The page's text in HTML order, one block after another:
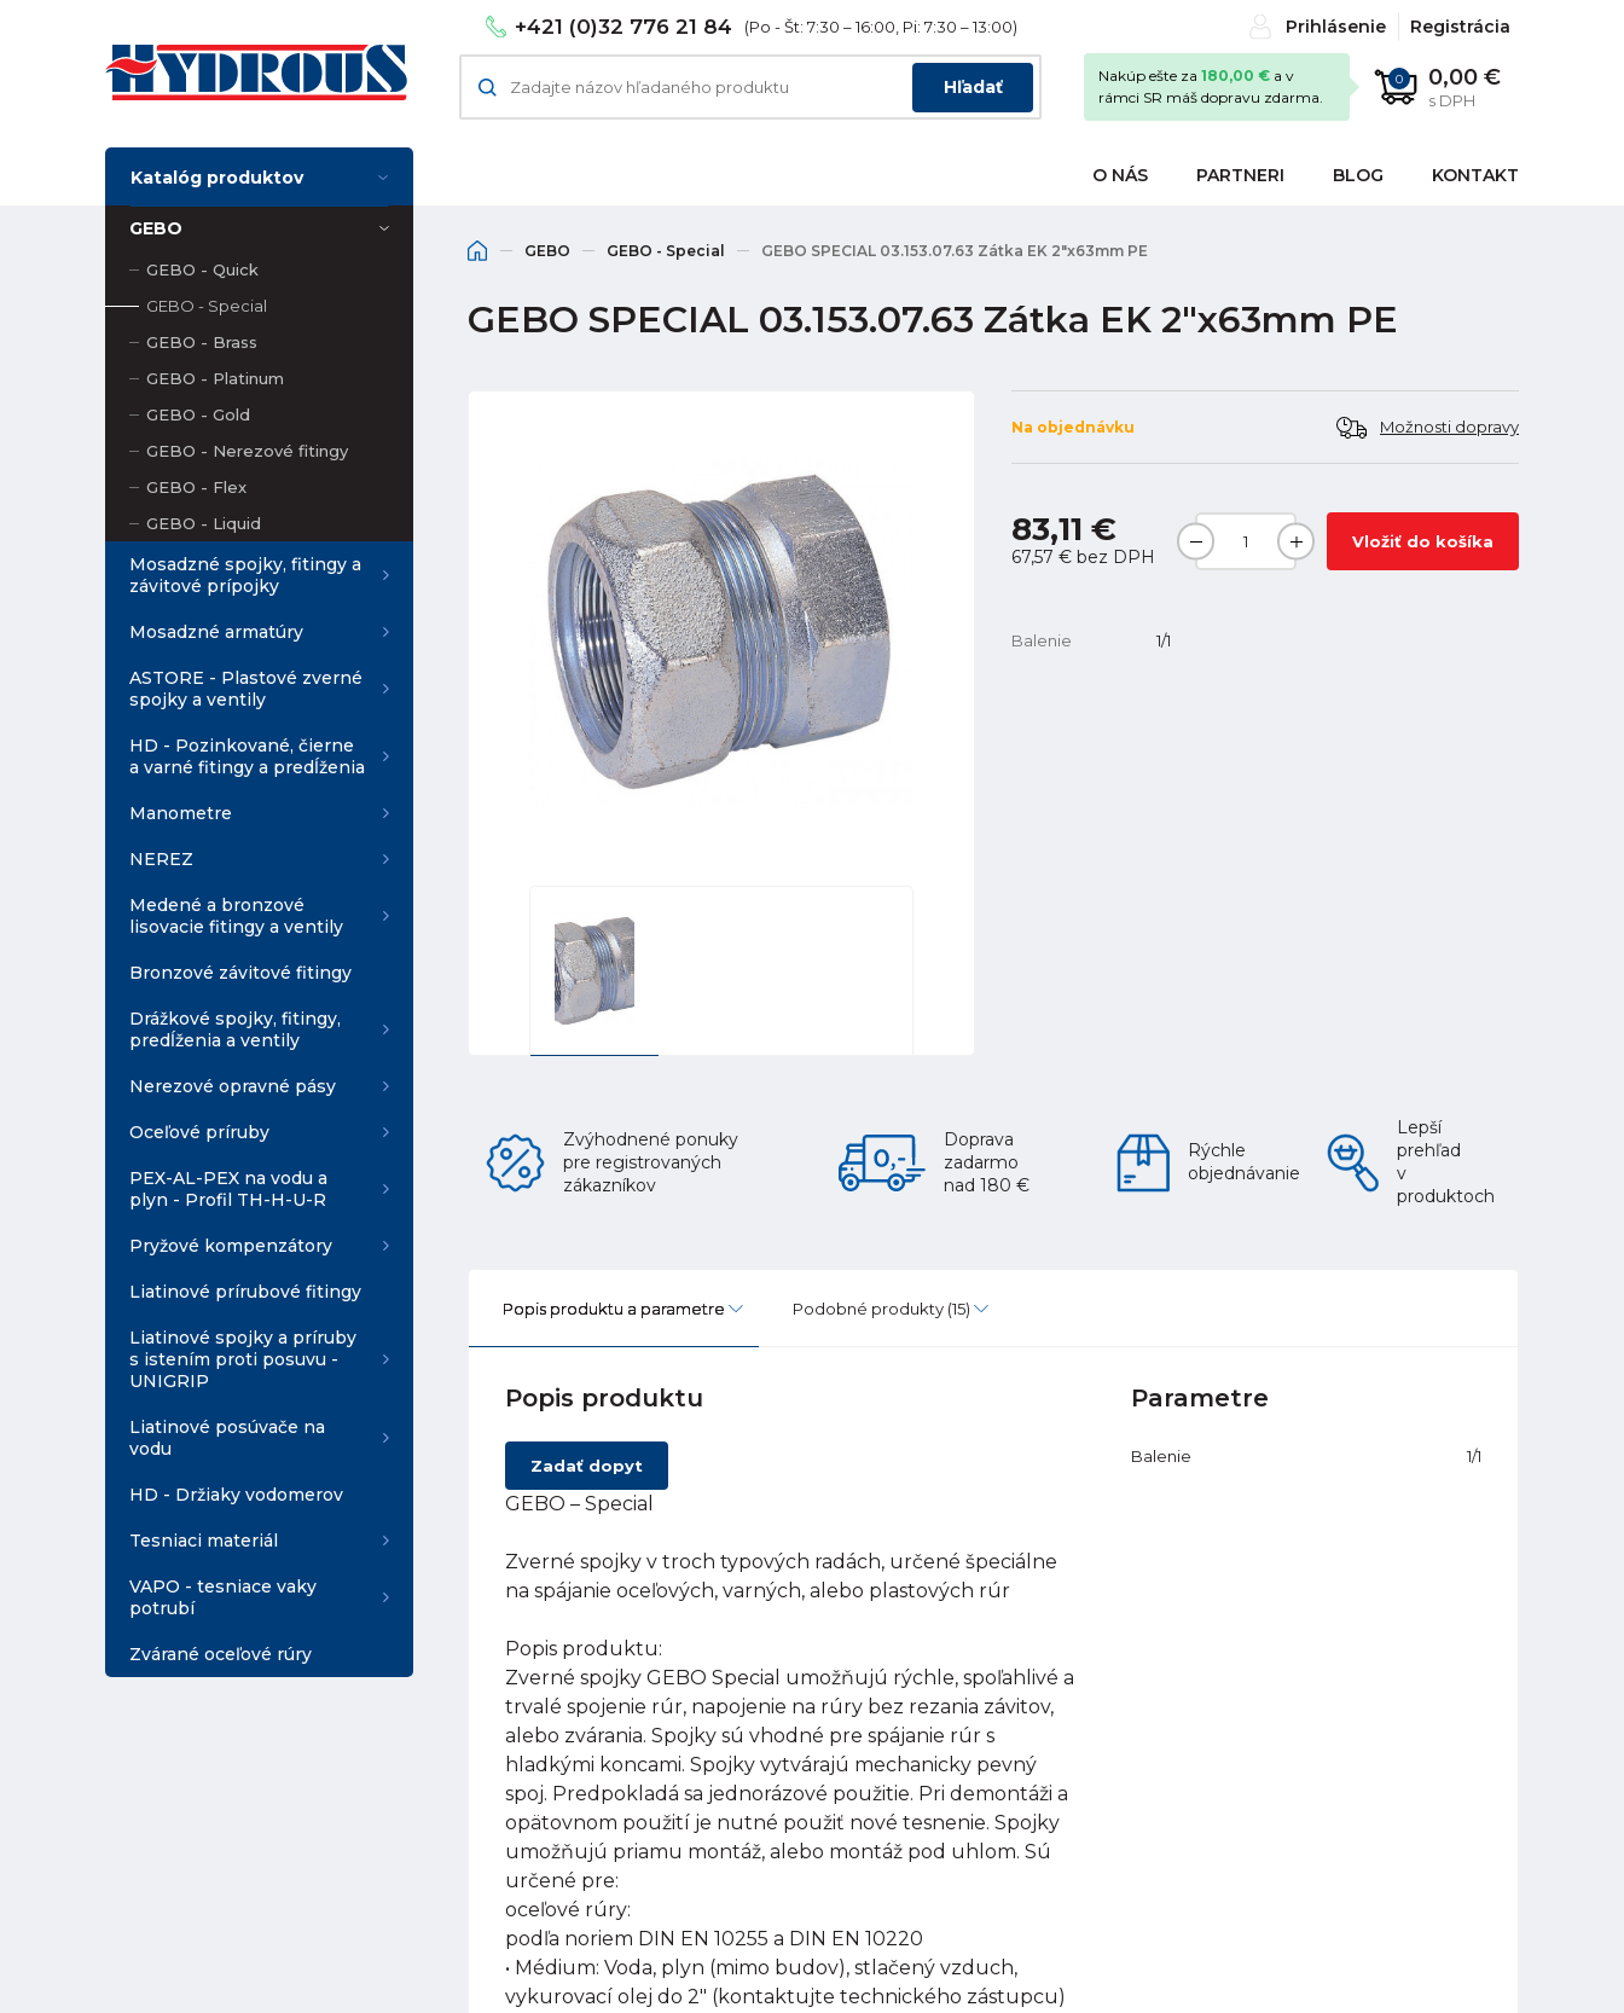
+421 (0)32 776 21 84 (Po - Št: 7:30 – 16:00, Pi: 7:30 – 13:00) Prihlásenie Registrácia
Hľadať 0 0,00 €
s DPH
Nakúp ešte za 180,00 € a v
rámci SR máš dopravu zdarma.
O NÁS PARTNERI BLOG KONTAKT
Katalóg produktov
GEBO
GEBO - Quick
GEBO - Special
GEBO - Brass
GEBO - Platinum
GEBO - Gold
GEBO - Nerezové fitingy
GEBO - Flex
GEBO - Liquid
Mosadzné spojky, fitingy a
závitové prípojky
Mosadzné armatúry
ASTORE - Plastové zverné
spojky a ventily
HD - Pozinkované, čierne
a varné fitingy a predĺženia
Manometre
NEREZ
Medené a bronzové
lisovacie fitingy a ventily
Bronzové závitové fitingy
Drážkové spojky, fitingy,
predĺženia a ventily
Nerezové opravné pásy
Oceľové príruby
PEX-AL-PEX na vodu a
plyn - Profil TH-H-U-R
Pryžové kompenzátory
Liatinové prírubové fitingy
Liatinové spojky a príruby
s istením proti posuvu -
UNIGRIP
Liatinové posúvače na
vodu
HD - Držiaky vodomerov
Tesniaci materiál
VAPO - tesniace vaky
potrubí
Zvárané oceľové rúry
GEBO GEBO - Special GEBO SPECIAL 03.153.07.63 Zátka EK 2"x63mm PE
GEBO SPECIAL 03.153.07.63 Zátka EK 2"x63mm PE
Na objednávku Možnosti dopravy
83,11 €
67,57 € bez DPH
Vložiť do košíka
Balenie 1/1
Zvýhodnené ponuky
pre registrovaných
zákazníkov
Doprava
zadarmo
nad 180 €
Rýchle
objednávanie
Lepší
prehľad
v
produktoch
Popis produktu a parametre Podobné produkty (15)
Popis produktu
Zadať dopyt
GEBO – Special
Zverné spojky v troch typových radách, určené špeciálne
na spájanie oceľových, varných, alebo plastových rúr
Popis produktu:
Zverné spojky GEBO Special umožňujú rýchle, spoľahlivé a
trvalé spojenie rúr, napojenie na rúry bez rezania závitov,
alebo zvárania. Spojky sú vhodné pre spájanie rúr s
hladkými koncami. Spojky vytvárajú mechanicky pevný
spoj. Predpokladá sa jednorázové použitie. Pri demontáži a
opätovnom použití je nutné použiť nové tesnenie. Spojky
umožňujú priamu montáž, alebo montáž pod uhlom. Sú
určené pre:
oceľové rúry:
podľa noriem DIN EN 10255 a DIN EN 10220
• Médium: Voda, plyn (mimo budov), stlačený vzduch,
vykurovací olej do 2" (kontaktujte technického zástupcu)
Parametre
Balenie 1/1